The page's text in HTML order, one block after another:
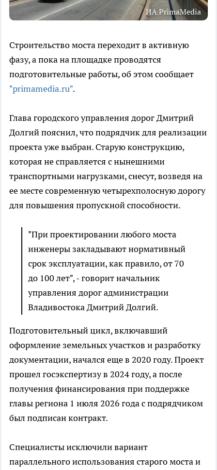
ИА PrimaMedia
Строительство моста переходит в активную
фазу, а пока на площадке проводятся
подготовительные работы, об этом сообщает
"primamedia.ru".
Глава городского управления дорог Дмитрий
Долгий пояснил, что подрядчик для реализации
проекта уже выбран. Старую конструкцию,
которая не справляется с нынешними
транспортными нагрузками, снесут, возведя на
ее месте современную четырехполосную дорогу
для повышения пропускной способности.
"При проектировании любого моста
инженеры закладывают нормативный
срок эксплуатации, как правило, от 70
до 100 лет", - говорит начальник
управления дорог администрации
Владивостока Дмитрий Долгий.
Подготовительный цикл, включавший
оформление земельных участков и разработку
документации, начался еще в 2020 году. Проект
прошел госэкспертизу в 2024 году, а после
получения финансирования при поддержке
главы региона 1 июля 2026 года с подрядчиком
был подписан контракт.
Специалисты исключили вариант
параллельного использования старого моста и